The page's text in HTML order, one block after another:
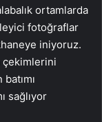
ortamlarda
fotoğraflar
iniyoruz.
çekimlerini
sağlıyor